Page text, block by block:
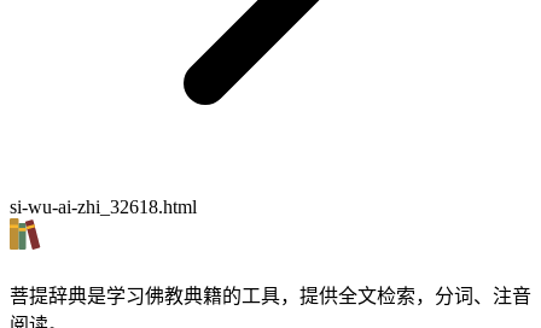
si-wu-ai-zhi_32618.html
菩提辞典是学习佛教典籍的工具，提供全文检索，分词、注音